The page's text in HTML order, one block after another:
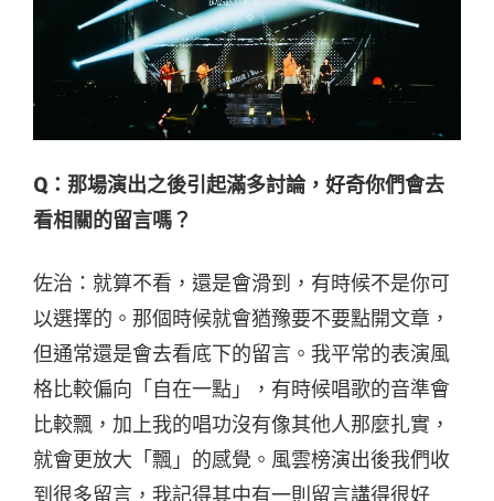
Q：那場演出之後引起滿多討論，好奇你們會去
看相關的留言嗎？
佐治 ：就算不看，還是會滑到，有時候不是你可
以選擇的。那個時候就會猶豫要不要點開文章，
但通常還是會去看底下的留言。我平常的表演風
格比較偏向「自在一點」，有時候唱歌的音準會
比較飄，加上我的唱功沒有像其他人那麼扎實，
就會更放大「飄」的感覺。風雲榜演出後我們收
到很多留言，我記得其中有一則留言講得很好